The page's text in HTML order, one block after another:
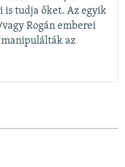
is tudja őket. Az egyik
Rogán emberei
manipulálták az